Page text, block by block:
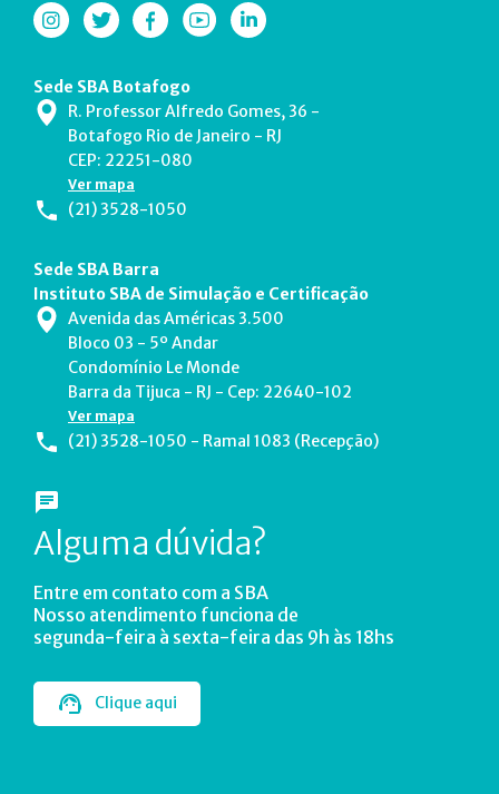
Sede SBA Botafogo
R. Professor Alfredo Gomes, 36 -
Botafogo Rio de Janeiro - RJ
CEP: 22251-080
Ver mapa
(21) 3528-1050
Sede SBA Barra
Instituto SBA de Simulação e Certificação
Avenida das Américas 3.500
Bloco 03 - 5º Andar
Condomínio Le Monde
Barra da Tijuca - RJ - Cep: 22640-102
Ver mapa
(21) 3528-1050 - Ramal 1083 (Recepção)
Alguma dúvida?
Entre em contato com a SBA
Nosso atendimento funciona de
segunda-feira à sexta-feira das 9h às 18hs
Clique aqui